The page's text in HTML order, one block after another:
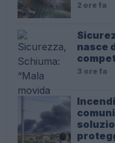
2 ore fa
nasce
3 ore fa